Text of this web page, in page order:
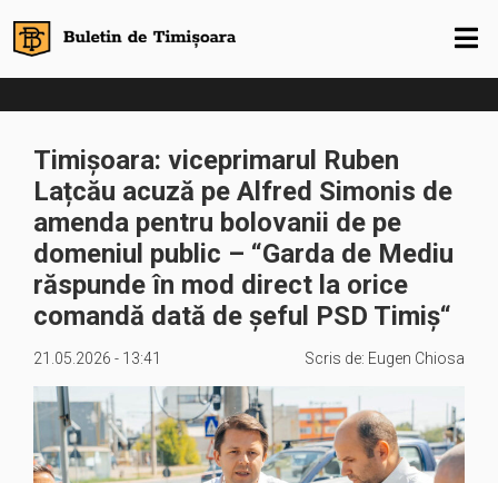
Timișoara: viceprimarul Ruben
Lațcău acuză pe Alfred Simonis de
amenda pentru bolovanii de pe
domeniul public – “Garda de Mediu
răspunde în mod direct la orice
comandă dată de șeful PSD Timiș“
21.05.2026 - 13:41 Scris de: Eugen Chiosa